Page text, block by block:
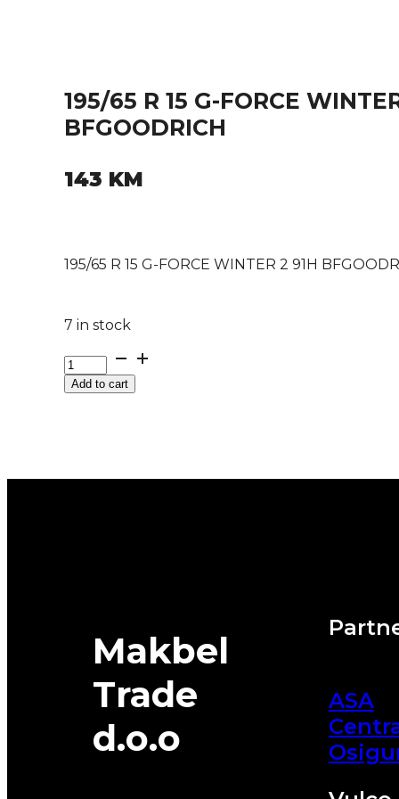
195/65 R 15 G-FORCE
BFGOODRICH
143 KM
195/65 R 15 G-FORCE WINTER 2 91H
7 in stock
195/65
R
15Add to cart
Makbel
Trade
d.o.o
ASA